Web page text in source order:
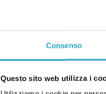
Consenso
Questo sito web utilizza i
della Pfizer-
membri, la
decisamente più